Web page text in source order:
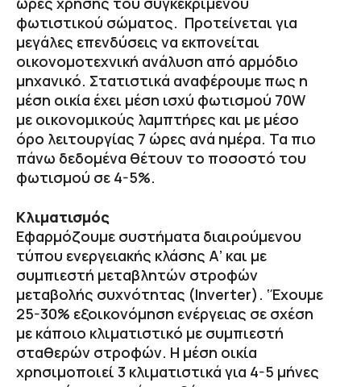
φωτιστικού σώματος. Προτείνεται για
μεγάλες επενδύσεις να εκπονείται
οικονομοτεχνική ανάλυση από αρμόδιο
μηχανικό. Στατιστικά αναφέρουμε πως η
μέση οικία έχει μέση ισχύ φωτισμού 70W
με οικονομικούς λαμπτήρες και με μέσο
όρο λειτουργίας 7 ώρες ανά ημέρα. Τα πιο
πάνω δεδομένα θέτουν το ποσοστό του
φωτισμού σε 4-5%.
Κλιματισμός
Εφαρμόζουμε συστήματα διαιρούμενου
τύπου ενεργειακής κλάσης Α’ και με
συμπιεστή μεταβλητών στροφών
μεταβολής συχνότητας (Inverter). ‘Έχουμε
25-30% εξοικονόμηση ενέργειας σε σχέση
με κάποιο κλιματιστικό με συμπιεστή
σταθερών στροφών. Η μέση οικία
χρησιμοποιεί 3 κλιματιστικά για 4-5 μήνες